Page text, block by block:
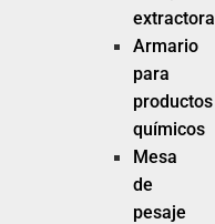
extractora
Armario
para
productos
químicos
Mesa
de
pesaje